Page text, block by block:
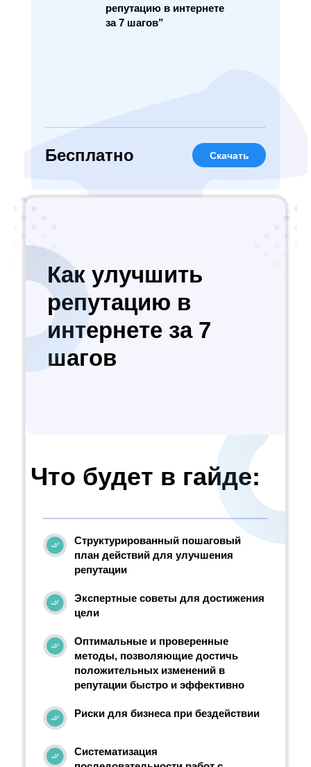
репутацию в интернете
за 7 шагов”
Бесплатно Скачать
Как улучшить
репутацию в
интернете за 7
шагов
Что будет в гайде:
Структурированный пошаговый
план действий для улучшения
репутации
Экспертные советы для достижения
цели
Оптимальные и проверенные
методы, позволяющие достичь
положительных изменений в
репутации быстро и эффективно
Риски для бизнеса при бездействии
Систематизация